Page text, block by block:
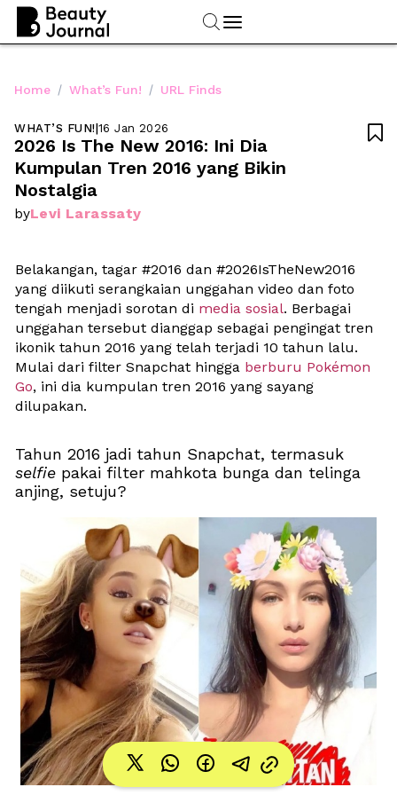
Home / What’s Fun! / URL Finds
WHAT’S FUN!|16 Jan 2026
2026 Is The New 2016: Ini Dia
Kumpulan Tren 2016 yang Bikin
Nostalgia
byLevi Larassaty

Belakangan, tagar #2016 dan #2026IsTheNew2016
yang diikuti serangkaian unggahan video dan foto
tengah menjadi sorotan di media sosial. Berbagai
unggahan tersebut dianggap sebagai pengingat tren
ikonik tahun 2016 yang telah terjadi 10 tahun lalu.
Mulai dari filter Snapchat hingga berburu Pokémon
Go, ini dia kumpulan tren 2016 yang sayang
dilupakan.
selfie pakai filter mahkota bunga dan telinga
anjing, setuju?